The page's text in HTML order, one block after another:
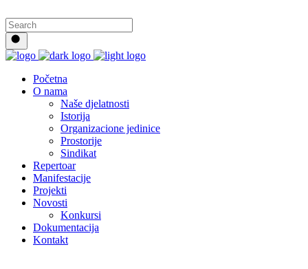
Početna
O nama
Naše djelatnosti
Istorija
Organizacione jedinice
Prostorije
Sindikat
Repertoar
Manifestacije
Projekti
Novosti
Konkursi
Dokumentacija
Kontakt